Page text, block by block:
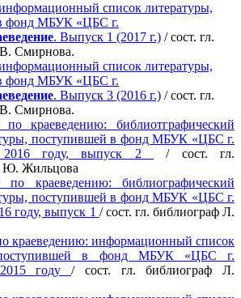
список литературы,
фонд МБУК «ЦБС г.
. Выпуск 1 (2017 г.) / сост. гл.
Смирнова.
список литературы,
фонд МБУК «ЦБС г.
. Выпуск 3 (2016 г.) / сост. гл.
Смирнова.
краеведению: библиотграфический
поступившей в фонд МБУК «ЦБС г.
году, выпуск 2
/ сост. гл.
Ю. Жильцова
краеведению: библиографический
поступившей в фонд МБУК «ЦБС г.
году, выпуск 1 /сост. гл. библиографЛ.
краеведению: информационный список
поступившей в фонд МБУК «ЦБС г.
году / сост. гл. библиограф Л.